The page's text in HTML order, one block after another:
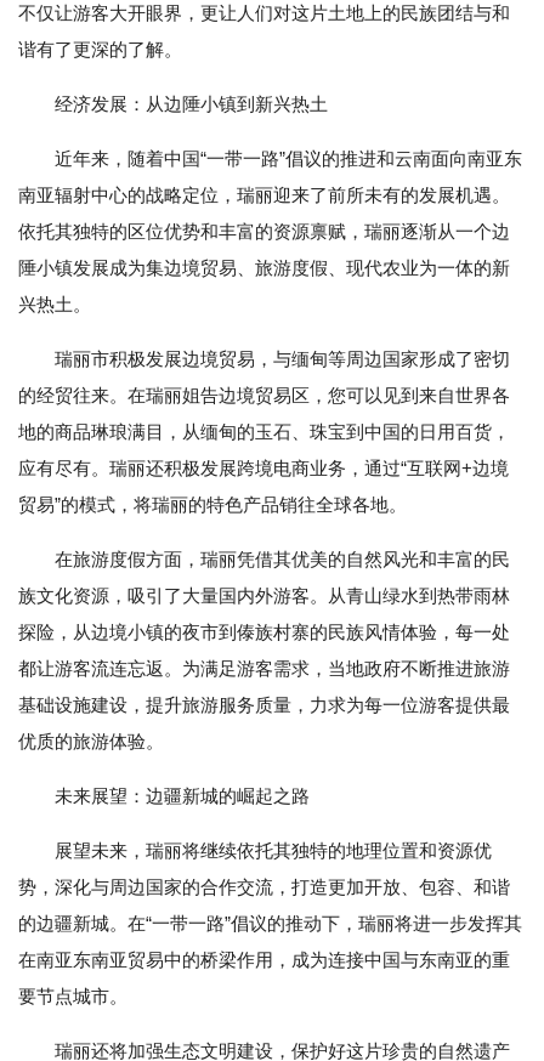
不仅让游客大开眼界，更让人们对这片土地上的民族团结与和
谐有了更深的了解。
经济发展：从边陲小镇到新兴热土
近年来，随着中国“一带一路”倡议的推进和云南面向南亚东
南亚辐射中心的战略定位，瑞丽迎来了前所未有的发展机遇。
依托其独特的区位优势和丰富的资源禀赋，瑞丽逐渐从一个边
陲小镇发展成为集边境贸易、旅游度假、现代农业为一体的新
兴热土。
瑞丽市积极发展边境贸易，与缅甸等周边国家形成了密切
的经贸往来。在瑞丽姐告边境贸易区，您可以见到来自世界各
地的商品琳琅满目，从缅甸的玉石、珠宝到中国的日用百货，
应有尽有。瑞丽还积极发展跨境电商业务，通过“互联网+边境
贸易”的模式，将瑞丽的特色产品销往全球各地。
在旅游度假方面，瑞丽凭借其优美的自然风光和丰富的民
族文化资源，吸引了大量国内外游客。从青山绿水到热带雨林
探险，从边境小镇的夜市到傣族村寨的民族风情体验，每一处
都让游客流连忘返。为满足游客需求，当地政府不断推进旅游
基础设施建设，提升旅游服务质量，力求为每一位游客提供最
优质的旅游体验。
未来展望：边疆新城的崛起之路
展望未来，瑞丽将继续依托其独特的地理位置和资源优
势，深化与周边国家的合作交流，打造更加开放、包容、和谐
的边疆新城。在“一带一路”倡议的推动下，瑞丽将进一步发挥其
在南亚东南亚贸易中的桥梁作用，成为连接中国与东南亚的重
要节点城市。
瑞丽还将加强生态文明建设，保护好这片珍贵的自然遗产